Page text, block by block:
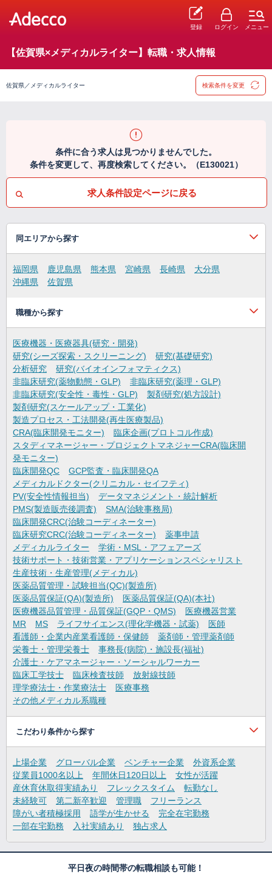
登録 ログイン メニュー
【佐賀県×メディカルライター】転職・求人情報
佐賀県／メディカルライター 検索条件を変更
条件に合う求人は見つかりませんでした。
条件を変更して、再度検索してください。（E130021）
求人条件設定ページに戻る
同エリアから探す
福岡県 鹿児島県 熊本県 宮崎県 長崎県
大分県
沖縄県
佐賀県
職種から探す
医療機器・医療器具(研究・開発)
研究(シーズ探索・スクリーニング)
研究(基礎研究)
分析研究
研究(バイオインフォマティクス)
非臨床研究(薬物動態・GLP)
非臨床研究(薬理・GLP)
非臨床研究(安全性・毒性・GLP)
製剤研究(処方設計)
製剤研究(スケールアップ・工業化)
製造プロセス・工法開発(再生医療製品)
CRA(臨床開発モニター)
臨床企画(プロトコル作成)
スタディマネージャー・プロジェクトマネジャーCRA(臨床開
発モニター)
臨床開発QC
GCP監査・臨床開発QA
メディカルドクター(クリニカル・セイフティ)
PV(安全性情報担当)
データマネジメント・統計解析
PMS(製造販売後調査)
SMA(治験事務局)
臨床開発CRC(治験コーディネーター)
臨床研究CRC(治験コーディネーター)
薬事申請
メディカルライター
学術・MSL・アフェアーズ
技術サポート・技術営業・アプリケーションスペシャリスト
生産技術・生産管理(メディカル)
医薬品質管理・試験担当(QC)(製造所)
医薬品質保証(QA)(製造所)
医薬品質保証(QA)(本社)
医療機器品質管理・品質保証(GQP・QMS)
医療機器営業
MR
MS ライフサイエンス(理化学機器・試薬)
医師
看護師・企業内産業看護師・保健師
薬剤師・管理薬剤師
栄養士・管理栄養士
事務長(病院)・施設長(福祉)
介護士・ケアマネージャー・ソーシャルワーカー
臨床工学技士
臨床検査技師
放射線技師
理学療法士・作業療法士
医療事務
その他メディカル系職種
こだわり条件から探す
上場企業 グローバル企業 ベンチャー企業
外資系企業
従業員1000名以上
年間休日120日以上
女性が活躍
産休育休取得実績あり
フレックスタイム
転勤なし
未経験可
第二新卒歓迎 管理職
フリーランス
障がい者積極採用
語学が生かせる
完全在宅勤務
一部在宅勤務
入社実績あり 独占求人
平日夜の時間帯の転職相談も可能！